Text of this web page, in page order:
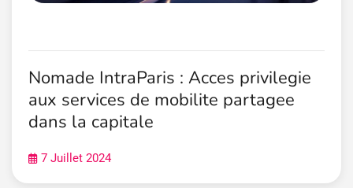
Nomade IntraParis : Acces privilegie
aux services de mobilite partagee
dans la capitale
7 Juillet 2024